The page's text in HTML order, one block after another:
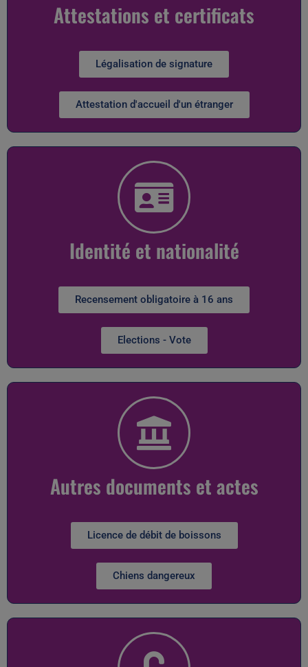
Attestations et certificats
Légalisation de signature
Attestation d'accueil d'un étranger
Identité et nationalité
Recensement obligatoire à 16 ans
Elections - Vote
Autres documents et actes
Licence de débit de boissons
Chiens dangereux